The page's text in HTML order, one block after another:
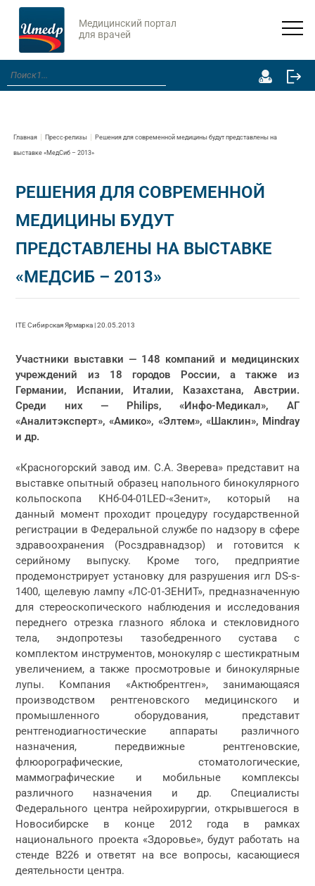
Медицинский портал
для врачей
Главная Пресс-релизы Решения для современной медицины будут представлены на
выставке «МедСиб – 2013»
РЕШЕНИЯ ДЛЯ СОВРЕМЕННОЙ
МЕДИЦИНЫ БУДУТ
ПРЕДСТАВЛЕНЫ НА ВЫСТАВКЕ
«МЕДСИБ – 2013»
ITE Сибирская Ярмарка | 20.05.2013
Участники выставки — 148 компаний и медицинских
учреждений из 18 городов России, а также из
Германии, Испании, Италии, Казахстана, Австрии.
Среди них — Philips, «Инфо-Медикал», АГ
«Аналитэксперт», «Амико», «Элтем», «Шаклин», Mindray
и др.
«Красногорский завод им. С.А. Зверева» представит на
выставке опытный образец напольного бинокулярного
кольпоскопа КНб-04-01LED-«Зенит», который на
данный момент проходит процедуру государственной
регистрации в Федеральной службе по надзору в сфере
здравоохранения (Росздравнадзор) и готовится к
серийному выпуску. Кроме того, предприятие
продемонстрирует установку для разрушения игл DS-s-
1400, щелевую лампу «ЛС-01-ЗЕНИТ», предназначенную
для стереоскопического наблюдения и исследования
переднего отрезка глазного яблока и стекловидного
тела, эндопротезы тазобедренного сустава с
комплектом инструментов, монокуляр с шестикратным
увеличением, а также просмотровые и бинокулярные
лупы. Компания «Актюбрентген», занимающаяся
производством рентгеновского медицинского и
промышленного оборудования, представит
рентгенодиагностические аппараты различного
назначения, передвижные рентгеновские,
флюорографические, стоматологические,
маммографические и мобильные комплексы
различного назначения и др. Специалисты
Федерального центра нейрохирургии, открывшегося в
Новосибирске в конце 2012 года в рамках
национального проекта «Здоровье», будут работать на
стенде B226 и ответят на все вопросы, касающиеся
деятельности центра.